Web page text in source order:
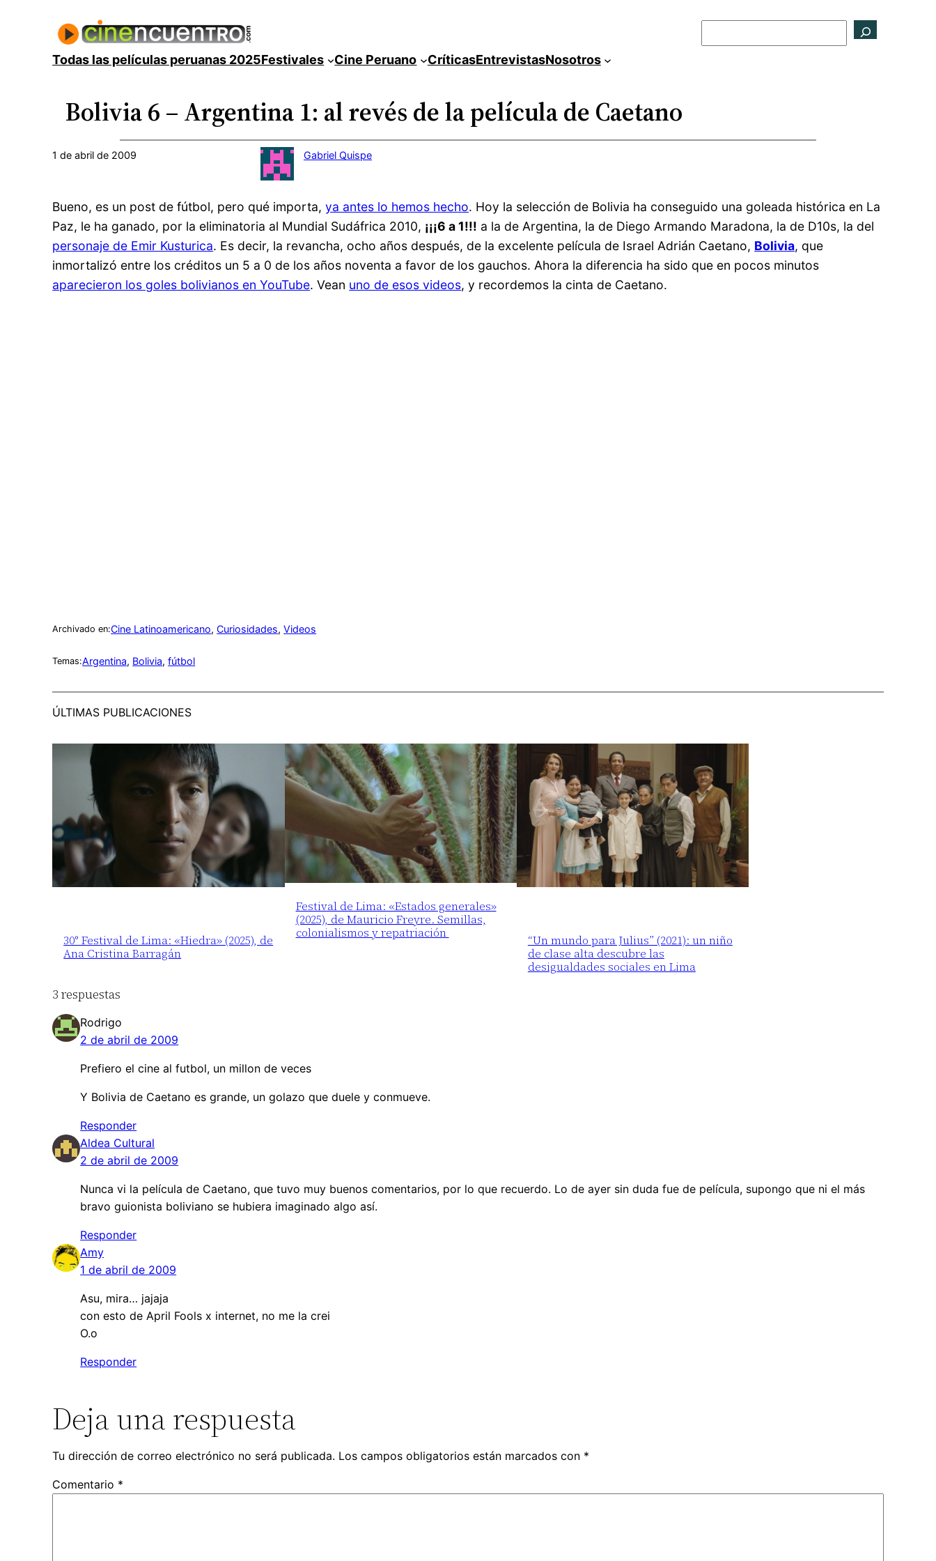
contenidoTodas las películas peruanas 2025Festivales Cine Peruano CríticasEntrevistasNosotros
Bolivia 6 – Argentina 1: al revés de la película de Caetano
1 de abril de 2009 Gabriel Quispe
Bueno, es un post de fútbol, pero qué importa,ya antes lo hemos hecho. Hoy la selección de Bolivia ha conseguido una goleada histórica en La
Paz, le ha ganado, por la eliminatoria al Mundial Sudáfrica 2010, ¡¡¡6 a 1!!! a la de Argentina, la de Diego Armando Maradona, la de D10s, la del
personaje de Emir Kusturica. Es decir, la revancha, ocho años después, de la excelente película de Israel Adrián Caetano, Bolivia, que
inmortalizó entre los créditos un 5 a 0 de los años noventa a favor de los gauchos. Ahora la diferencia ha sido que en pocos minutos
aparecieron los goles bolivianos en YouTube. Vean uno de esos videos, y recordemos la cinta de Caetano.
Archivado en:Cine Latinoamericano, Curiosidades, Videos
Temas:Argentina, Bolivia, fútbol
ÚLTIMAS PUBLICACIONES
30° Festival de Lima: «Hiedra» (2025), de
Ana Cristina Barragán
Festival de Lima: «Estados generales»
(2025), de Mauricio Freyre. Semillas,
colonialismos y repatriación
“Un mundo para Julius” (2021): un niño
de clase alta descubre las
desigualdades sociales en Lima
3 respuestas
Rodrigo
2 de abril de 2009
Prefiero el cine al futbol, un millon de veces
Y Bolivia de Caetano es grande, un golazo que duele y conmueve.
Responder
Aldea Cultural
2 de abril de 2009
Nunca vi la película de Caetano, que tuvo muy buenos comentarios, por lo que recuerdo. Lo de ayer sin duda fue de película, supongo que ni el más
bravo guionista boliviano se hubiera imaginado algo así.
Responder
Amy
1 de abril de 2009
Asu, mira… jajaja
con esto de April Fools x internet, no me la crei
O.o
Responder
Deja una respuesta
Tu dirección de correo electrónico no será publicada. Los campos obligatorios están marcados con *
Comentario *